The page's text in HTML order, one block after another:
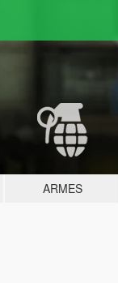
ARMES